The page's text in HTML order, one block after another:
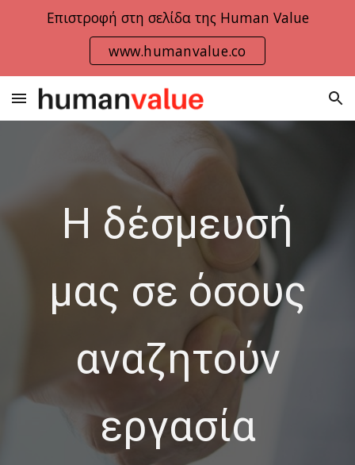
Skip to main content
Επιστροφή στη σελίδα της Human Value
www.humanvalue.co
H δέσμευσή
μας σε όσους
αναζητούν
εργασία